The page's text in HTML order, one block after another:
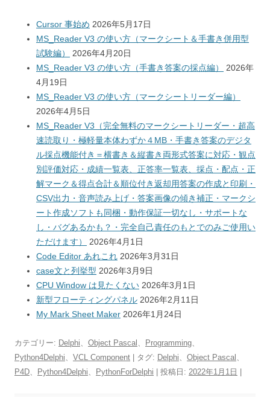
Cursor 事始め 2026年5月17日
MS_Reader V3 の使い方（マークシート＆手書き併用型
試験編）
2026年4月20日
MS_Reader V3 の使い方（手書き答案の採点編）
2026年
4月19日
MS_Reader V3 の使い方（マークシートリーダー編）
2026年4月5日
MS_Reader V3（完全無料のマークシートリーダー・超高
速読取り・極軽量本体わずか４MB・手書き答案のデジタ
ル採点機能付き＝横書き＆縦書き両形式答案に対応・観点
別評価対応・成績一覧表、正答率一覧表、採点・配点・正
解マーク＆得点合計＆順位付き返却用答案の作成と印刷・
CSV出力・音声読み上げ・答案画像の傾き補正・マークシ
ート作成ソフトも同梱・動作保証一切なし・サポートな
し・バグあるかも？・完全自己責任のもとでのみご使用い
ただけます）
2026年4月1日
Code Editor あれこれ 2026年3月31日
case文と列挙型 2026年3月9日
CPU Window は見たくない 2026年3月1日
新型フローティングパネル 2026年2月11日
My Mark Sheet Maker 2026年1月24日
カテゴリー: Delphi、 Object Pascal 、 Programming、
Python4Delphi、 VCL Component | タグ: Delphi、 Object Pascal 、
P4D、 Python4Delphi、 PythonForDelphi | 投稿日: 2022年1月1日